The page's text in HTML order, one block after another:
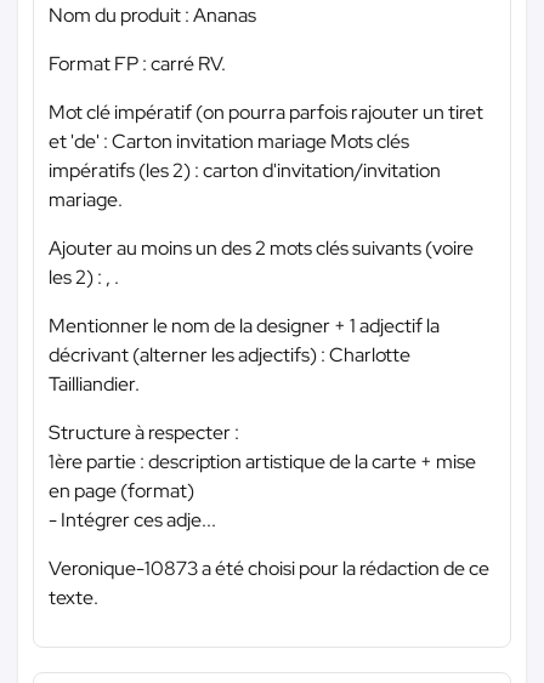
Nom du produit : Ananas
Format FP : carré RV.
Mot clé impératif (on pourra parfois rajouter un tiret
et 'de' : Carton invitation mariage Mots clés
impératifs (les 2) : carton d'invitation/invitation
mariage.
Ajouter au moins un des 2 mots clés suivants (voire
les 2) : , .
Mentionner le nom de la designer + 1 adjectif la
décrivant (alterner les adjectifs) : Charlotte
Tailliandier.
Structure à respecter :
1ère partie : description artistique de la carte + mise
en page (format)
- Intégrer ces adje...
Veronique-10873 a été choisi pour la rédaction de ce
texte.